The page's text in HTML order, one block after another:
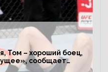
Том – хороший боец,
сообщает
Аспиналлу